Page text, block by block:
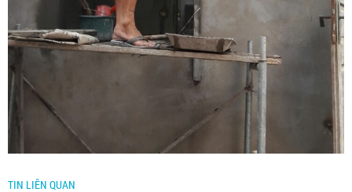
TIN LIÊN QUAN